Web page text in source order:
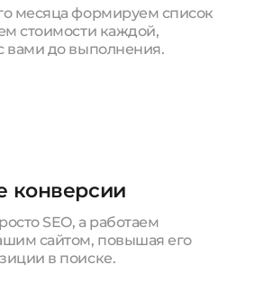
месяца формируем список
стоимости каждой,
вами до выполнения.
конверсии
SEO, а работаем
сайтом, повышая его
в поиске.